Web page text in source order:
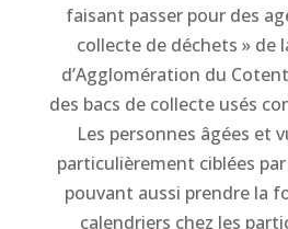
faisant passer pour des
collecte de déchets » de
d’Agglomération du
des bacs de collecte usés
Les personnes âgées et
particulièrement ciblées
pouvant aussi prendre la
calendriers chez les